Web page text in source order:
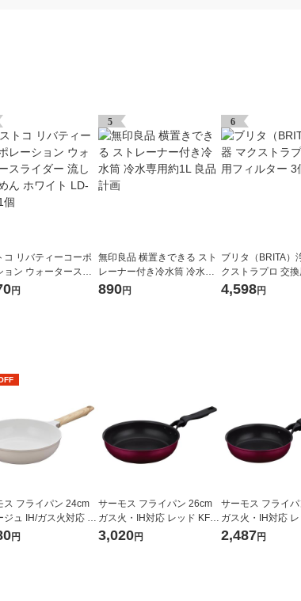
コ リバティーコーポ
ョン ウォータースラ
流しそうめん ホワイ
281 1個
円
5
無印良品 横置きできる スト
レーナー付き冷水筒 冷水専
用約1L 良品計画
890円
6
ブリタ（BRITA）
クストラプロ 交換
ター 3個入
4,598円
ス フライパン 24cm
ジュ IH/ガス火対応 K
GG 1個 深型設計 軽
素化合物不使用
円
サーモス フライパン 26cm
ガス火・IH対応 レッド KFM-
026 R1個
3,020円
サーモス フライ
ガス火・IH対応 レ
020 R1個
2,487円